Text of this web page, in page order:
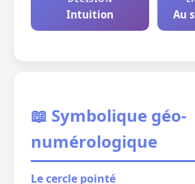
Intuition Au
📖 Symbolique géo-
numérologique
Le cercle pointé